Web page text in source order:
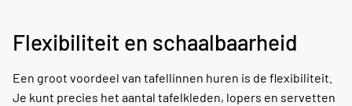
Flexibiliteit en schaalbaarheid
Een groot voordeel van tafellinnen huren is de flexibiliteit.
Je kunt precies het aantal tafelkleden, lopers en servetten